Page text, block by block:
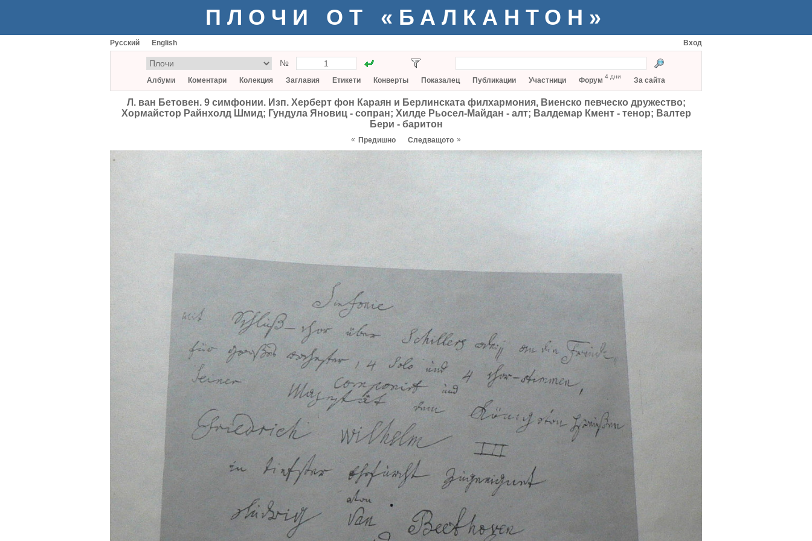
ПЛОЧИ ОТ «БАЛКАНТОН»
Русский English Вход
№
Албуми Коментари Колекция Заглавия Етикети Конверты Показалец Публикации Участници Форум 4 дни За сайта
Л. ван Бетовен. 9 симфонии. Изп. Херберт фон Караян и Берлинската филхармония, Виенско певческо дружество;
Хормайстор Райнхолд Шмид; Гундула Яновиц - сопран; Хилде Рьосел-Майдан - алт; Валдемар Кмент - тенор; Валтер
Бери - баритон
« Предишно Следващото »